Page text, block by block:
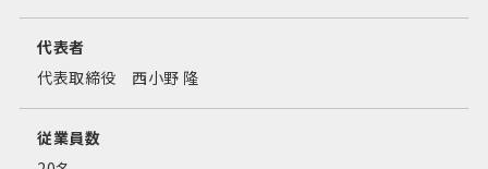
代表者
代表取締役 西小野 隆
従業員数